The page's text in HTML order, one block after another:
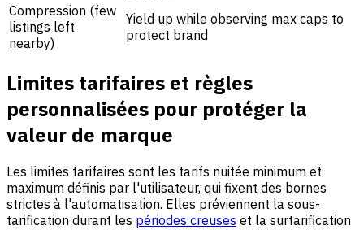
Compression (few
listings left
nearby)
Yield up while observing max caps to
protect brand
Limites tarifaires et règles
personnalisées pour protéger la
valeur de marque
Les limites tarifaires sont les tarifs nuitée minimum et
maximum définis par l'utilisateur, qui fixent des bornes
strictes à l'automatisation. Elles préviennent la sous-
tarification durant les périodes creuses et la surtarification